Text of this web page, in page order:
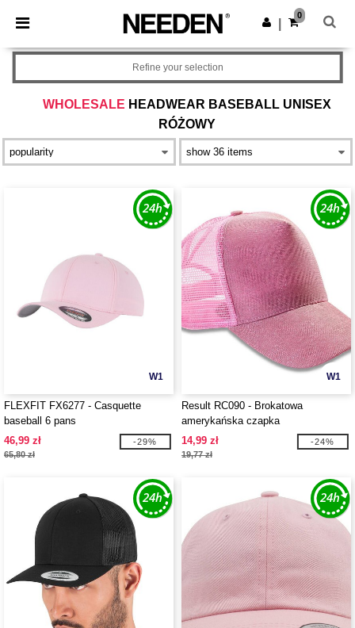
× Aplikacja Needen
Lepsze ceny w aplikacji!
Pobierz app
0
WHOLESALE HEADWEAR BASEBALL UNISEX
RÓŻOWY
Refine your selection
W1
FLEXFIT FX6277 - Casquette
baseball 6 pans
46,99 zł
65,80 zł
-29%
W1
Result RC090 - Brokatowa
amerykańska czapka
14,99 zł
19,77 zł
-24%